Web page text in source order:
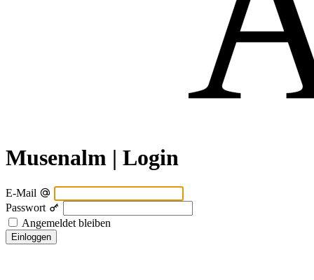
Musenalm | Login
E-Mail
Passwort
Angemeldet bleiben
Einloggen